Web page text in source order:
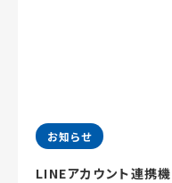
お知らせ
LINEアカウント連携機